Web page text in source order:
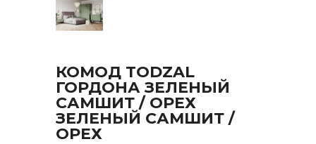
КОМОД TODZAL
ГОРДОНА ЗЕЛЕНЫЙ
САМШИТ / ОРЕХ
ЗЕЛЕНЫЙ САМШИТ /
ОРЕХ